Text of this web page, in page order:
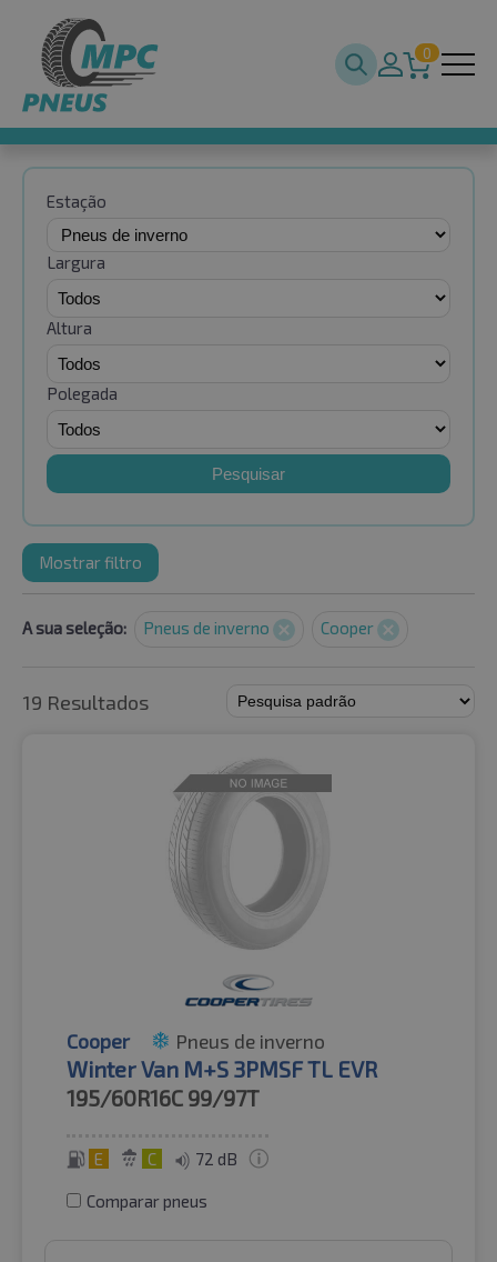
0
Estação
Largura
Altura
Polegada
Pesquisar
Mostrar filtro
A sua seleção: Pneus de inverno Cooper
19 Resultados
Cooper Pneus de inverno
Winter Van M+S 3PMSF TL EVR
195/60R16C 99/97T
E C 72 dB
Comparar pneus